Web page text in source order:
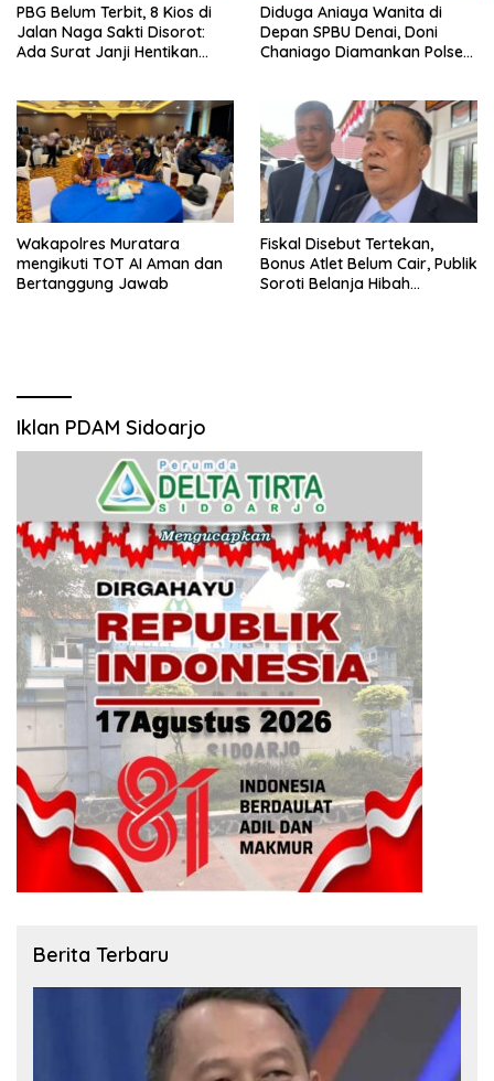
PBG Belum Terbit, 8 Kios di
Jalan Naga Sakti Disorot:
Ada Surat Janji Hentikan
Diduga Aniaya Wanita di
Depan SPBU Denai, Doni
Chaniago Diamankan Polsek
Wakapolres Muratara
mengikuti TOT AI Aman dan
Bertanggung Jawab
Fiskal Disebut Tertekan,
Bonus Atlet Belum Cair, Publik
Soroti Belanja Hibah
Iklan PDAM Sidoarjo
Berita Terbaru